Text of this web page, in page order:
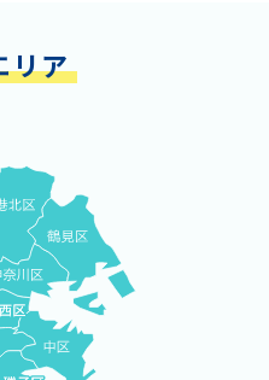
リア